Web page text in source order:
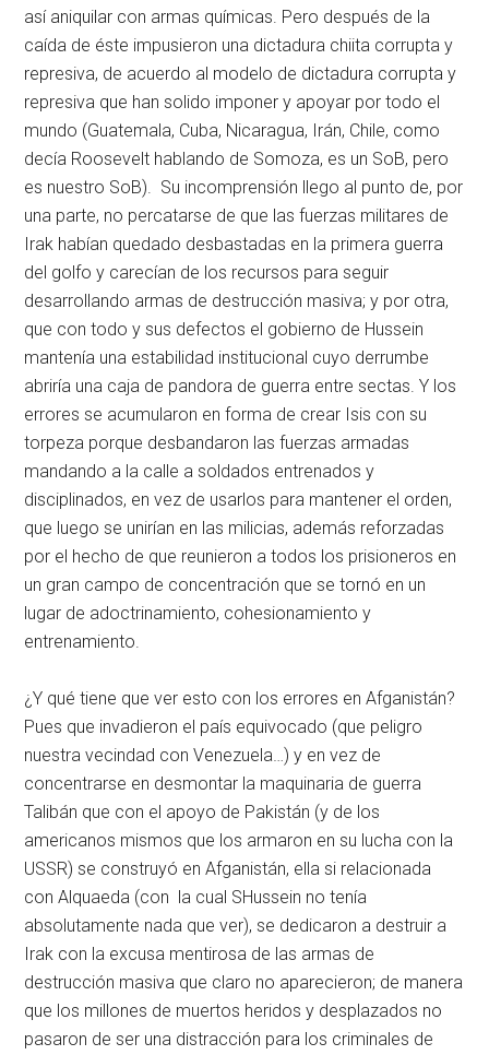
así aniquilar con armas químicas. Pero después de la
caída de éste impusieron una dictadura chiita corrupta y
represiva, de acuerdo al modelo de dictadura corrupta y
represiva que han solido imponer y apoyar por todo el
mundo (Guatemala, Cuba, Nicaragua, Irán, Chile, como
decía Roosevelt hablando de Somoza, es un SoB, pero
es nuestro SoB). Su incomprensión llego al punto de, por
una parte, no percatarse de que las fuerzas militares de
Irak habían quedado desbastadas en la primera guerra
del golfo y carecían de los recursos para seguir
desarrollando armas de destrucción masiva; y por otra,
que con todo y sus defectos el gobierno de Hussein
mantenía una estabilidad institucional cuyo derrumbe
abriría una caja de pandora de guerra entre sectas. Y los
errores se acumularon en forma de crear Isis con su
torpeza porque desbandaron las fuerzas armadas
mandando a la calle a soldados entrenados y
disciplinados, en vez de usarlos para mantener el orden,
que luego se unirían en las milicias, además reforzadas
por el hecho de que reunieron a todos los prisioneros en
un gran campo de concentración que se tornó en un
lugar de adoctrinamiento, cohesionamiento y
entrenamiento.
¿Y qué tiene que ver esto con los errores en Afganistán?
Pues que invadieron el país equivocado (que peligro
nuestra vecindad con Venezuela…) y en vez de
concentrarse en desmontar la maquinaria de guerra
Talibán que con el apoyo de Pakistán (y de los
americanos mismos que los armaron en su lucha con la
USSR) se construyó en Afganistán, ella si relacionada
con Alquaeda (con la cual SHussein no tenía
absolutamente nada que ver), se dedicaron a destruir a
Irak con la excusa mentirosa de las armas de
destrucción masiva que claro no aparecieron; de manera
que los millones de muertos heridos y desplazados no
pasaron de ser una distracción para los criminales de